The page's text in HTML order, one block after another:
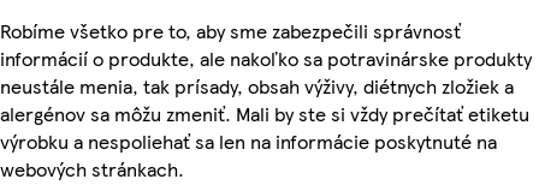
Robíme všetko pre to, aby sme zabezpečili správnosť
informácií o produkte, ale nakoľko sa potravinárske produkty
neustále menia, tak prísady, obsah výživy, diétnych zložiek a
alergénov sa môžu zmeniť. Mali by ste si vždy prečítať etiketu
výrobku a nespoliehať sa len na informácie poskytnuté na
webových stránkach.